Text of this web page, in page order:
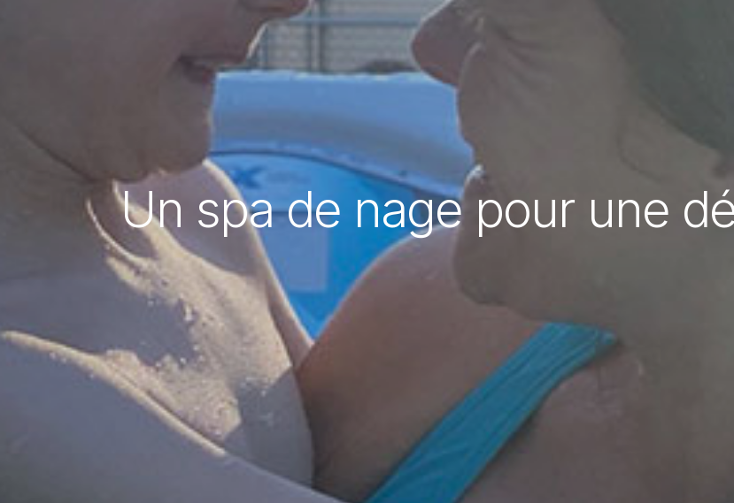
Un spa de nage pour une